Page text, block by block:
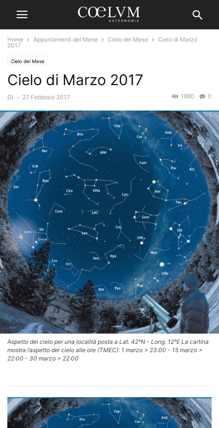
Home Appuntamenti del Mese Cielo del Mese
Cielo di Marzo
2017
Cielo del Mese
Cielo di Marzo 2017
Di - 27 Febbraio 2017 0
1880
Aspetto del cielo per una località posta a Lat. 42°N - Long. 12°E La cartina
mostra l’aspetto del cielo alle ore (TMEC): 1 marzo > 23:00 - 15 marzo >
22:00 - 30 marzo > 22:00